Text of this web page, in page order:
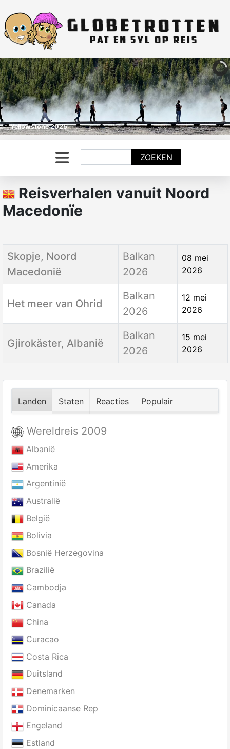
Yellowstone 2025
ZOEKEN
Reisverhalen vanuit Noord
Macedonïe
Titel Categorie Aanmaakdatum
Skopje, Noord
Macedonië
Balkan
2026
08 mei
2026
Het meer van Ohrid
Balkan
2026
12 mei
2026
Gjirokäster, Albanië
Balkan
2026
15 mei
2026
Landen Staten Reacties Populair
Wereldreis 2009
Albanië
Amerika
Argentinië
Australië
België
Bolivia
Bosnië Herzegovina
Brazilië
Cambodja
Canada
China
Curacao
Costa Rica
Duitsland
Denemarken
Dominicaanse Rep
Engeland
Estland